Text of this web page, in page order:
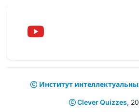
Институт
Clever Quizzes,